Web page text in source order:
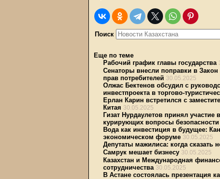
Поиск
Еще по теме
Рабочий график главы государства
Сенаторы внесли поправки в
прав потребителей 30.05.2025
Олжас Бектенов обсудил с
инвестпроекта в торгово-
Ерлан Карин встретился с
Китая 30.05.2025
Гизат Нурдаулетов принял
курирующих вопросы безопасности
Вода как инвестиция в будущее:
экономическом форуме 30.05.2025
Депутаты мажилиса: когда сказать
Самрук мешает бизнесу 30.05.2025
Казахстан и Международная
сотрудничества 30.05.2025
В Астане состоялась презентация